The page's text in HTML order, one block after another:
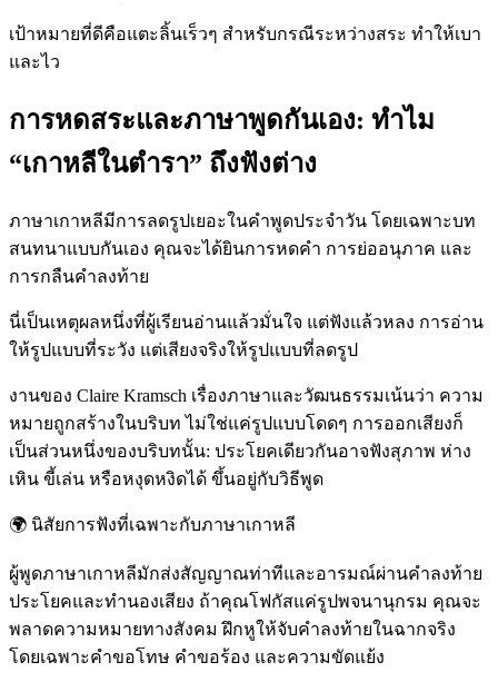
เป้าหมายที่ดีคือแตะลิ้นเร็วๆ สำหรับกรณีระหว่างสระ ทำให้เบา
และไว
การหดสระและภาษาพูดกันเอง: ทำไม
“เกาหลีในตำรา” ถึงฟังต่าง
ภาษาเกาหลีมีการลดรูปเยอะในคำพูดประจำวัน โดยเฉพาะบท
สนทนาแบบกันเอง คุณจะได้ยินการหดคำ การย่ออนุภาค และ
การกลืนคำลงท้าย
นี่เป็นเหตุผลหนึ่งที่ผู้เรียนอ่านแล้วมั่นใจ แต่ฟังแล้วหลง การอ่าน
ให้รูปแบบที่ระวัง แต่เสียงจริงให้รูปแบบที่ลดรูป
งานของ Claire Kramsch เรื่องภาษาและวัฒนธรรมเน้นว่า ความ
หมายถูกสร้างในบริบท ไม่ใช่แค่รูปแบบโดดๆ การออกเสียงก็
เป็นส่วนหนึ่งของบริบทนั้น: ประโยคเดียวกันอาจฟังสุภาพ ห่าง
เหิน ขี้เล่น หรือหงุดหงิดได้ ขึ้นอยู่กับวิธีพูด
🌍 นิสัยการฟังที่เฉพาะกับภาษาเกาหลี
ผู้พูดภาษาเกาหลีมักส่งสัญญาณท่าทีและอารมณ์ผ่านคำลงท้าย
ประโยคและทำนองเสียง ถ้าคุณโฟกัสแค่รูปพจนานุกรม คุณจะ
พลาดความหมายทางสังคม ฝึกหูให้จับคำลงท้ายในฉากจริง
โดยเฉพาะคำขอโทษ คำขอร้อง และความขัดแย้ง